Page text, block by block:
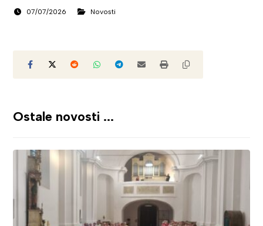
07/07/2026 Novosti
Ostale novosti ...